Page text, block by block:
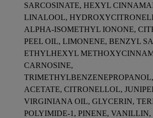
SARCOSINATE, HEXYL
LINALOOL,
ALPHA-ISOMETHYL IONONE,
PEEL OIL, LIMONENE, BENZYL
ETHYLHEXYL
CARNOSINE,
ACETATE, CITRONELLOL,
VIRGINIANA OIL, GLYCERIN,
POLYIMIDE-1, PINENE, VANILLIN,